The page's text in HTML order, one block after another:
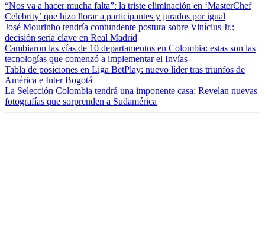
“Nos va a hacer mucha falta”: la triste eliminación en ‘MasterChef
Celebrity’ que hizo llorar a participantes y jurados por igual
José Mourinho tendría contundente postura sobre Vinícius Jr.:
decisión sería clave en Real Madrid
Cambiaron las vías de 10 departamentos en Colombia: estas son las
tecnologías que comenzó a implementar el Invías
Tabla de posiciones en Liga BetPlay: nuevo líder tras triunfos de
América e Inter Bogotá
La Selección Colombia tendrá una imponente casa: Revelan nuevas
fotografías que sorprenden a Sudamérica